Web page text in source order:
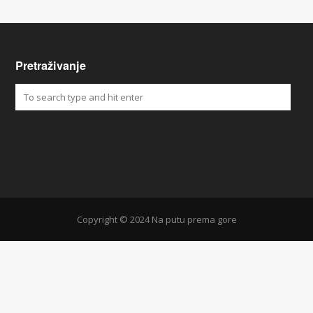
Pretraživanje
Copyright © 2024 Na putu prema gore